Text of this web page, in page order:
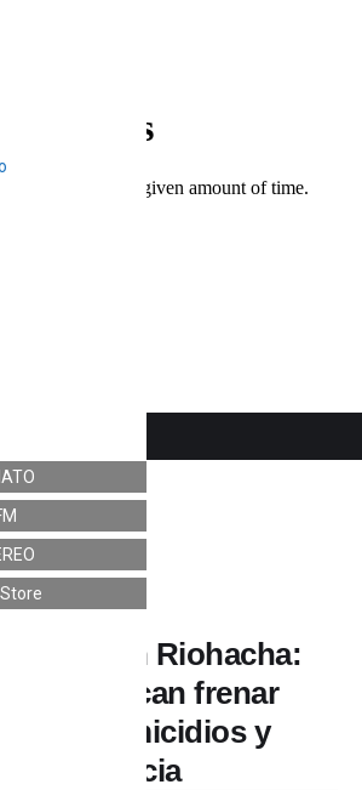
NACIONALES
en Riohacha:
buscan frenar
de homicidios y
delincuencia